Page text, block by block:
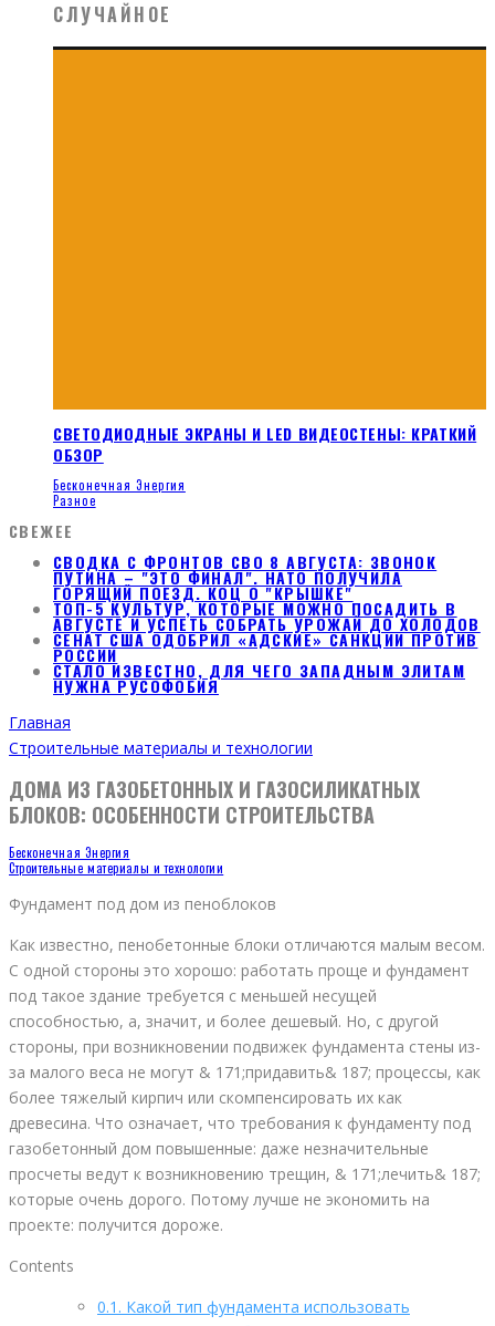
СЛУЧАЙНОЕ
СВЕТОДИОДНЫЕ ЭКРАНЫ И LED ВИДЕОСТЕНЫ: КРАТКИЙ
ОБЗОР
Бесконечная Энергия
Разное
СВЕЖЕЕ
СВОДКА С ФРОНТОВ СВО 8 АВГУСТА: ЗВОНОК
ПУТИНА – "ЭТО ФИНАЛ". НАТО ПОЛУЧИЛА
ГОРЯЩИЙ ПОЕЗД. КОЦ О "КРЫШКЕ"
ТОП-5 КУЛЬТУР, КОТОРЫЕ МОЖНО ПОСАДИТЬ В
АВГУСТЕ И УСПЕТЬ СОБРАТЬ УРОЖАЙ ДО ХОЛОДОВ
СЕНАТ США ОДОБРИЛ «АДСКИЕ» САНКЦИИ ПРОТИВ
РОССИИ
СТАЛО ИЗВЕСТНО, ДЛЯ ЧЕГО ЗАПАДНЫМ ЭЛИТАМ
НУЖНА РУСОФОБИЯ
Главная
Строительные материалы и технологии
ДОМА ИЗ ГАЗОБЕТОННЫХ И ГАЗОСИЛИКАТНЫХ
БЛОКОВ: ОСОБЕННОСТИ СТРОИТЕЛЬСТВА
Бесконечная Энергия
Строительные материалы и технологии
Фундамент под дом из пеноблоков
Как известно, пенобетонные блоки отличаются малым весом.
С одной стороны это хорошо: работать проще и фундамент
под такое здание требуется с меньшей несущей
способностью, а, значит, и более дешевый. Но, с другой
стороны, при возникновении подвижек фундамента стены из-
за малого веса не могут & 171;придавить& 187; процессы, как
более тяжелый кирпич или скомпенсировать их как
древесина. Что означает, что требования к фундаменту под
газобетонный дом повышенные: даже незначительные
просчеты ведут к возникновению трещин, & 171;лечить& 187;
которые очень дорого. Потому лучше не экономить на
проекте: получится дороже.
Contents
0.1. Какой тип фундамента использовать